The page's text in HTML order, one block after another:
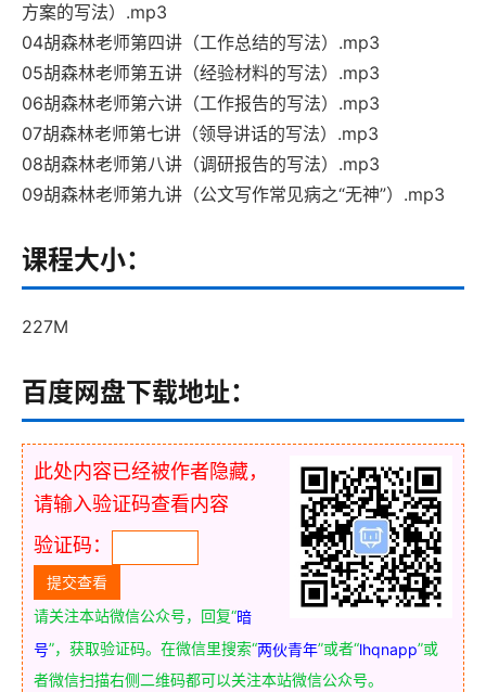
方案的写法）.mp3
04胡森林老师第四讲（工作总结的写法）.mp3
05胡森林老师第五讲（经验材料的写法）.mp3
06胡森林老师第六讲（工作报告的写法）.mp3
07胡森林老师第七讲（领导讲话的写法）.mp3
08胡森林老师第八讲（调研报告的写法）.mp3
09胡森林老师第九讲（公文写作常见病之“无神”）.mp3
课程大小：
227M
百度网盘下载地址：
此处内容已经被作者隐藏，
请输入验证码查看内容
验证码：
请关注本站微信公众号，回复“暗
号”，获取验证码。在微信里搜索“两伙青年”或者“lhqnapp”或
者微信扫描右侧二维码都可以关注本站微信公众号。